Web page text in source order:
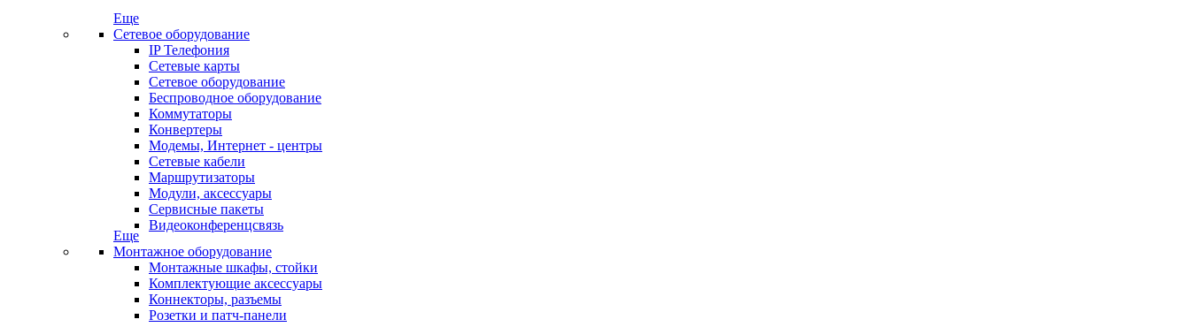
Еще
Сетевое оборудование
IP Телефония
Сетевые карты
Сетевое оборудование
Беспроводное оборудование
Коммутаторы
Конвертеры
Модемы, Интернет - центры
Сетевые кабели
Маршрутизаторы
Модули, аксессуары
Сервисные пакеты
Видеоконференцсвязь
Еще
Монтажное оборудование
Монтажные шкафы, стойки
Комплектующие аксессуары
Коннекторы, разъемы
Розетки и патч-панели